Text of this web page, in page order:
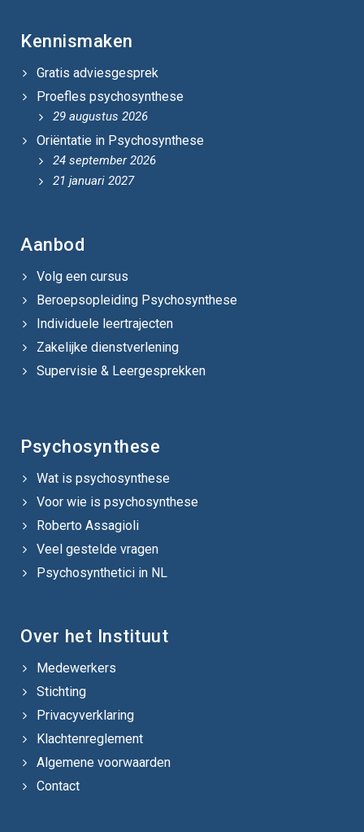
Kennismaken
Gratis adviesgesprek
Proefles psychosynthese
29 augustus 2026
Oriëntatie in Psychosynthese
24 september 2026
21 januari 2027
Aanbod
Volg een cursus
Beroepsopleiding Psychosynthese
Individuele leertrajecten
Zakelijke dienstverlening
Supervisie & Leergesprekken
Psychosynthese
Wat is psychosynthese
Voor wie is psychosynthese
Roberto Assagioli
Veel gestelde vragen
Psychosynthetici in NL
Over het Instituut
Medewerkers
Stichting
Privacyverklaring
Klachtenreglement
Algemene voorwaarden
Contact